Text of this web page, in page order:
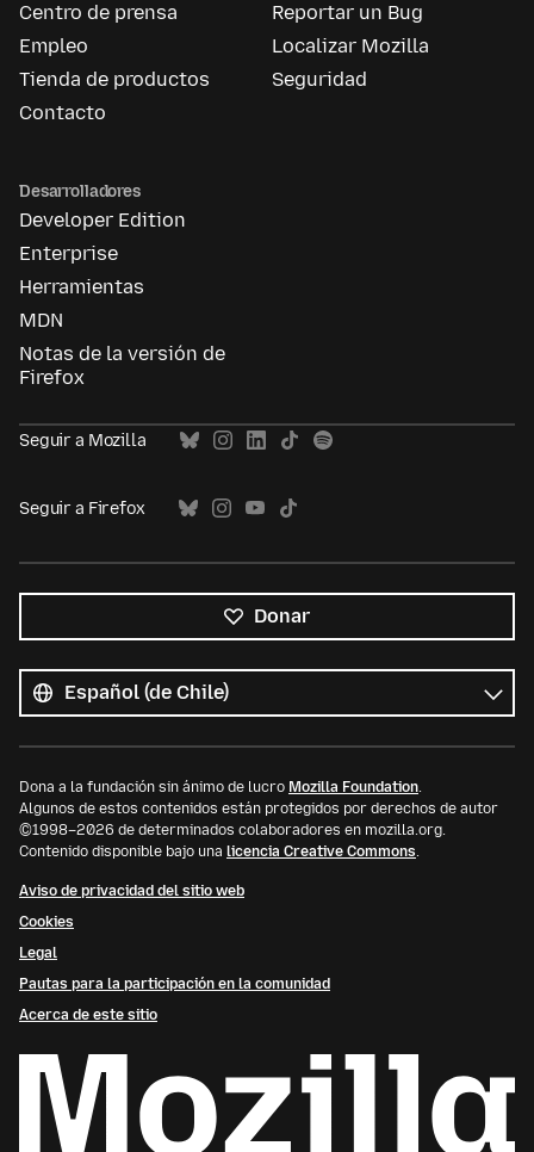
Centro de prensa
Empleo
Tienda de productos
Contacto
Reportar un Bug
Localizar Mozilla
Seguridad
Desarrolladores
Developer Edition
Enterprise
Herramientas
MDN
Notas de la versión de
Firefox
Seguir a Mozilla
Seguir a Firefox
Donar
los
idiomas
Idioma
Dona a la fundación sin ánimo de lucro Mozilla Foundation.
Algunos de estos contenidos están protegidos por derechos de autor
©1998–2026 de determinados colaboradores en mozilla.org.
Contenido disponible bajo una licencia Creative Commons.
Aviso de privacidad del sitio web
Cookies
Legal
Pautas para la participación en la comunidad
Acerca de este sitio